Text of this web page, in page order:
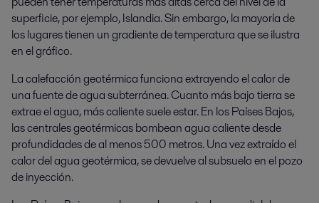
superficie, por ejemplo, Islandia. Sin embargo, la mayoría de
los lugares tienen un gradiente de temperatura que se ilustra
en el gráfico.
La calefacción geotérmica funciona extrayendo el calor de
una fuente de agua subterránea. Cuanto más bajo tierra se
extrae el agua, más caliente suele estar. En los Países Bajos,
las centrales geotérmicas bombean agua caliente desde
profundidades de al menos 500 metros. Una vez extraído el
calor del agua geotérmica, se devuelve al subsuelo en el pozo
de inyección.